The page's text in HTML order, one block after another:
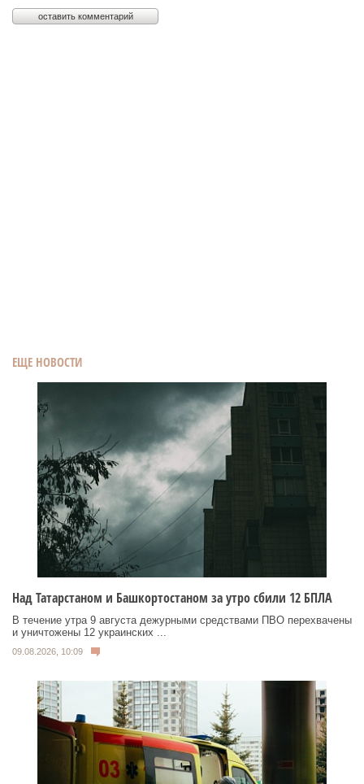
ЕЩЕ НОВОСТИ
Над Татарстаном и Башкортостаном за утро сбили 12 БПЛА
В течение утра 9 августа дежурными средствами ПВО перехвачены
и уничтожены 12 украинских ...
09.08.2026, 10:09